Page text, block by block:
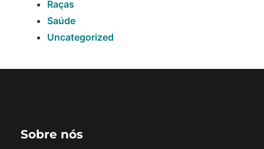
Raças
Saúde
Uncategorized
Sobre nós